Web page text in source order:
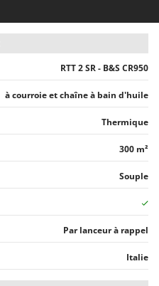
RTT 2 SR - B&S CR950
à courroie et chaîne à bain d'huile
Thermique
300 m²
Souple
Par lanceur à rappel
Italie